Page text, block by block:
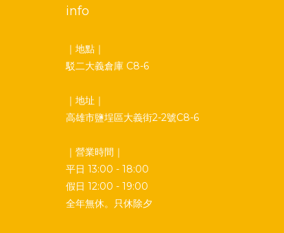
info
｜地點｜
駁二大義倉庫 C8-6
｜地址｜
高雄市鹽埕區大義街2-2號C8-6
｜營業時間｜
平日 13:00 - 18:00
假日 12:00 - 19:00
全年無休。只休除夕